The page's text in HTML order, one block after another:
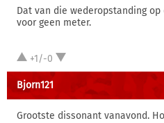
Dat van die wederopstanding
voor geen meter.
+1/-0
Bjorn121
Grootste dissonant vanavond.